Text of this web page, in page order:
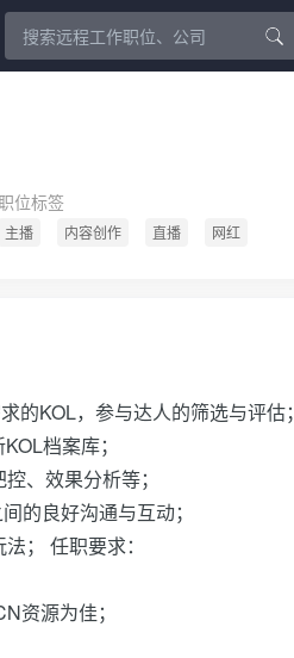
位标签
主播 内容创作 直播 网红
的KOL，参与达人的筛选与评估；
档案库；
、效果分析等；
的良好沟通与互动；
； 任职要求：
资源为佳；